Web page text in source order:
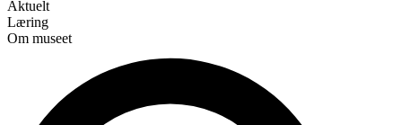
Aktuelt
Læring
Om museet